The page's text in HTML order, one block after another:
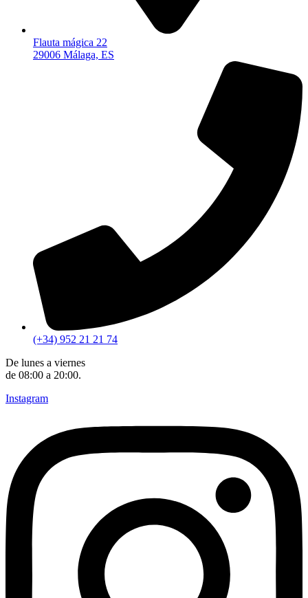
Flauta mágica 22
29006 Málaga, ES
(+34) 952 21 21 74
De lunes a viernes
de 08:00 a 20:00.
Instagram